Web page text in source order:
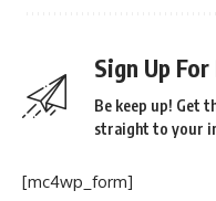
Sign Up
Be keep up! Get
straight to your
[mc4wp_form]